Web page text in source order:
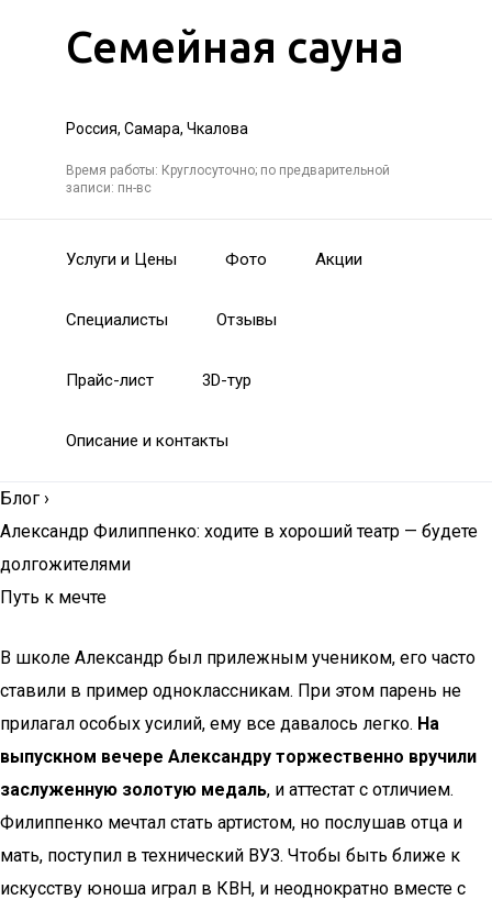
Семейная сауна
Россия, Самара, Чкалова
Время работы: Круглосуточно; по предварительной
записи: пн-вс
Услуги и Цены Фото Акции
Специалисты Отзывы
Прайс-лист 3D-тур
Описание и контакты
Блог ›
Александр Филиппенко: ходите в хороший театр — будете
долгожителями
Путь к мечте
В школе Александр был прилежным учеником, его часто
ставили в пример одноклассникам. При этом парень не
прилагал особых усилий, ему все давалось легко. На
выпускном вечере Александру торжественно вручили
заслуженную золотую медаль, и аттестат с отличием.
Филиппенко мечтал стать артистом, но послушав отца и
мать, поступил в технический ВУЗ. Чтобы быть ближе к
искусству юноша играл в КВН, и неоднократно вместе с